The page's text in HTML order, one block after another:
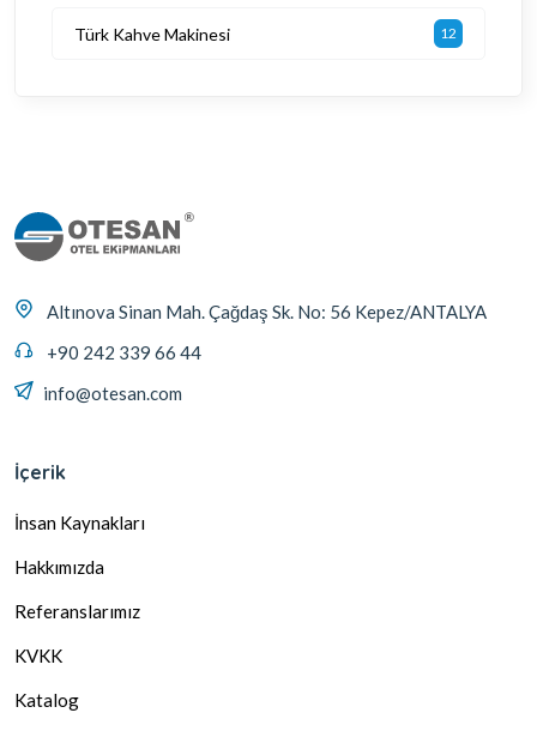
Türk Kahve Makinesi 12
Altınova Sinan Mah. Çağdaş Sk. No: 56 Kepez/ANTALYA
+90 242 339 66 44
info@otesan.com
İçerik
İnsan Kaynakları
Hakkımızda
Referanslarımız
KVKK
Katalog